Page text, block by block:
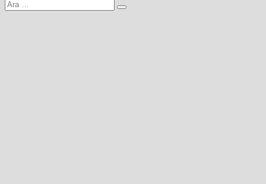
Arama
yap: